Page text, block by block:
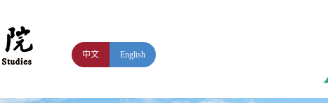
中文 English